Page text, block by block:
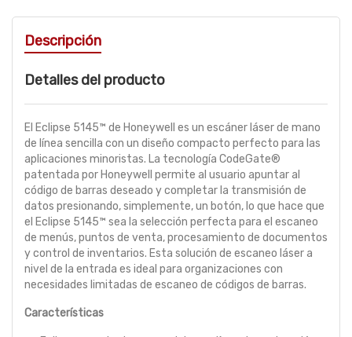
Descripción
Detalles del producto
El Eclipse 5145™ de Honeywell es un escáner láser de mano
de línea sencilla con un diseño compacto perfecto para las
aplicaciones minoristas. La tecnología CodeGate®
patentada por Honeywell permite al usuario apuntar al
código de barras deseado y completar la transmisión de
datos presionando, simplemente, un botón, lo que hace que
el Eclipse 5145™ sea la selección perfecta para el escaneo
de menús, puntos de venta, procesamiento de documentos
y control de inventarios. Esta solución de escaneo láser a
nivel de la entrada es ideal para organizaciones con
necesidades limitadas de escaneo de códigos de barras.
Características